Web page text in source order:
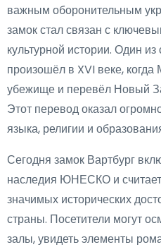
важным оборонительным
замок стал связан с
культурной истории. Один
произошёл в XVI веке,
убежище и перевёл Новый
Этот перевод оказал
языка, религии и
Сегодня замок Вартбург
наследия ЮНЕСКО и
значимых исторических
страны. Посетители могут
залы, увидеть элементы